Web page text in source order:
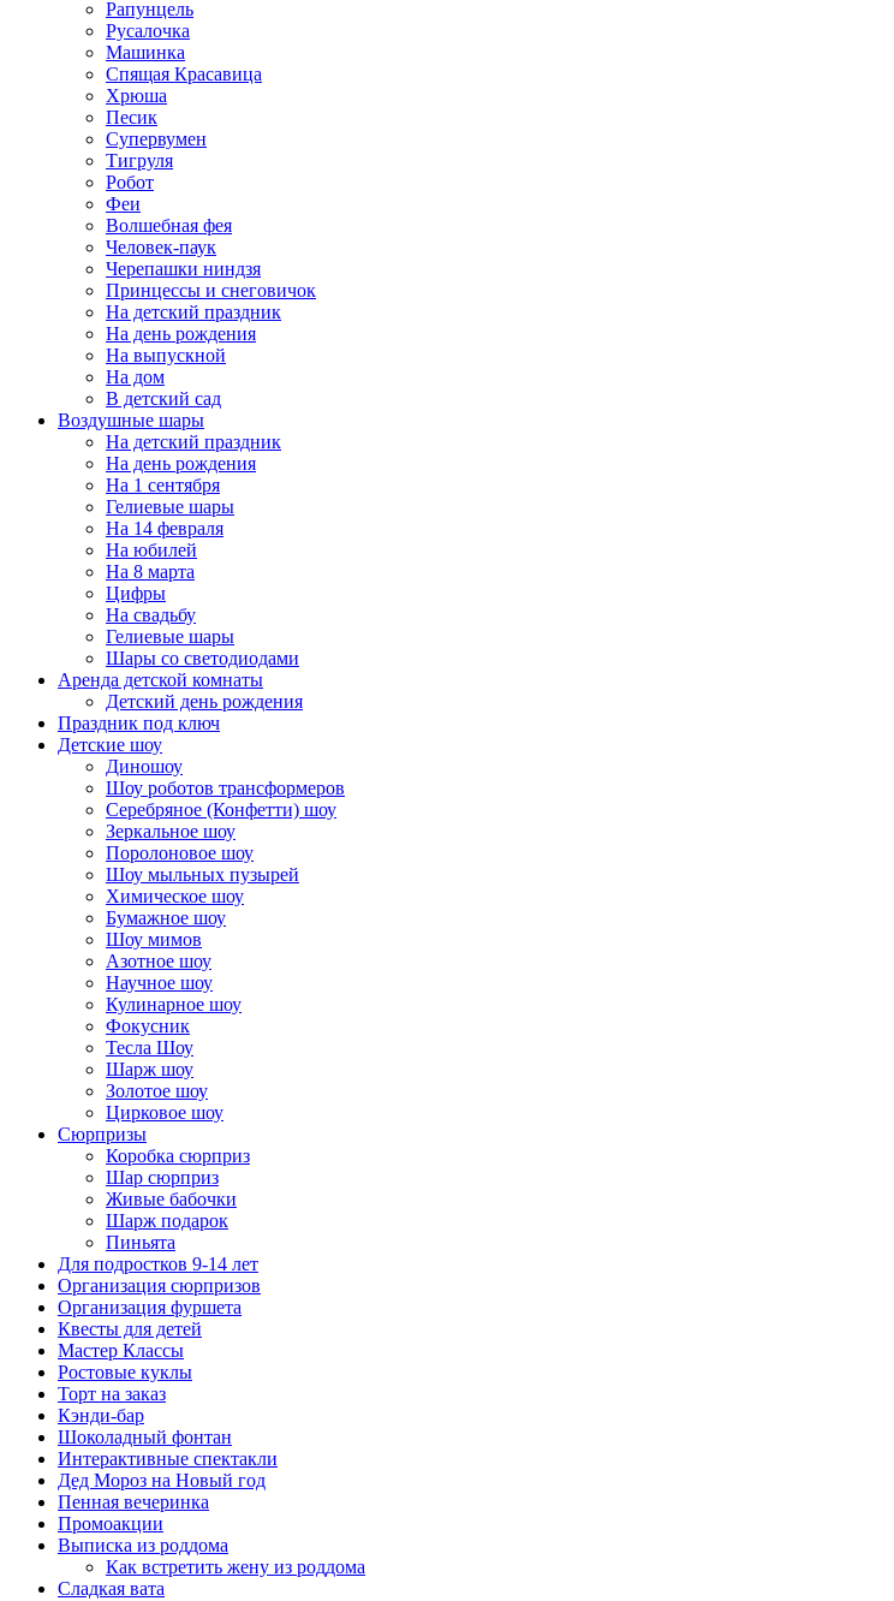
Рапунцель
Русалочка
Машинка
Спящая Красавица
Хрюша
Песик
Супервумен
Тигруля
Робот
Феи
Волшебная фея
Человек-паук
Черепашки ниндзя
Принцессы и снеговичок
На детский праздник
На день рождения
На выпускной
На дом
В детский сад
Воздушные шары
На детский праздник
На день рождения
На 1 сентября
Гелиевые шары
На 14 февраля
На юбилей
На 8 марта
Цифры
На свадьбу
Гелиевые шары
Шары со светодиодами
Аренда детской комнаты
Детский день рождения
Праздник под ключ
Детские шоу
Диношоу
Шоу роботов трансформеров
Серебряное (Конфетти) шоу
Зеркальное шоу
Поролоновое шоу
Шоу мыльных пузырей
Химическое шоу
Бумажное шоу
Шоу мимов
Азотное шоу
Научное шоу
Кулинарное шоу
Фокусник
Тесла Шоу
Шарж шоу
Золотое шоу
Цирковое шоу
Сюрпризы
Коробка сюрприз
Шар сюрприз
Живые бабочки
Шарж подарок
Пиньята
Для подростков 9-14 лет
Организация сюрпризов
Организация фуршета
Квесты для детей
Мастер Классы
Ростовые куклы
Торт на заказ
Кэнди-бар
Шоколадный фонтан
Интерактивные спектакли
Дед Мороз на Новый год
Пенная вечеринка
Промоакции
Выписка из роддома
Как встретить жену из роддома
Сладкая вата